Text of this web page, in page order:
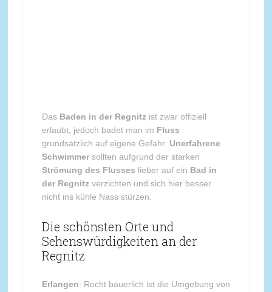
Das Baden in der Regnitz ist zwar offiziell
erlaubt, jedoch badet man im Fluss
grundsätzlich auf eigene Gefahr. Unerfahrene
Schwimmersollten aufgrund der starken
Strömung des Flusses lieber auf ein Bad in
der Regnitz verzichten und sich hier besser
nicht ins kühle Nass stürzen.
Die schönsten Orte und
Sehenswürdigkeiten an der
Regnitz
Erlangen: Recht bäuerlich ist die Umgebung von